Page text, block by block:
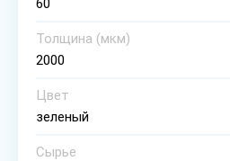
60
Толщина (мкм)
2000
Цвет
зеленый
Сырье